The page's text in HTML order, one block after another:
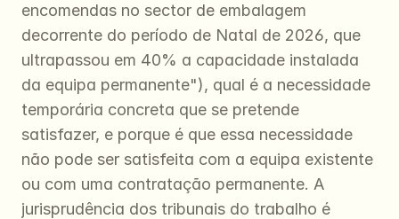
encomendas no sector de embalagem
decorrente do período de Natal de 2026, que
ultrapassou em 40% a capacidade instalada
da equipa permanente"), qual é a necessidade
temporária concreta que se pretende
satisfazer, e porque é que essa necessidade
não pode ser satisfeita com a equipa existente
ou com uma contratação permanente. A
jurisprudência dos tribunais do trabalho é